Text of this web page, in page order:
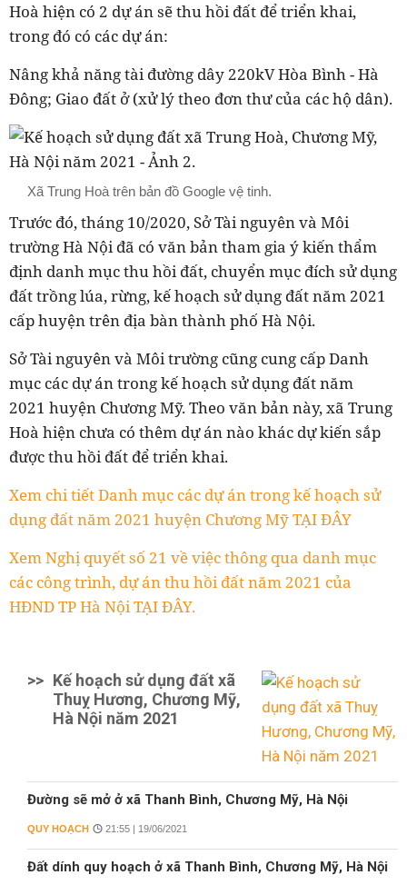
Hoà hiện có 2 dự án sẽ thu hồi đất để triển khai,
trong đó có các dự án:
Nâng khả năng tài đường dây 220kV Hòa Bình - Hà
Đông; Giao đất ở (xử lý theo đơn thư của các hộ dân).
Xã Trung Hoà trên bản đồ Google vệ tinh.
Trước đó, tháng 10/2020, Sở Tài nguyên và Môi
trường Hà Nội đã có văn bản tham gia ý kiến thẩm
định danh mục thu hồi đất, chuyển mục đích sử dụng
đất trồng lúa, rừng, kế hoạch sử dụng đất năm 2021
cấp huyện trên địa bàn thành phố Hà Nội.
Sở Tài nguyên và Môi trường cũng cung cấp Danh
mục các dự án trong kế hoạch sử dụng đất năm
2021 huyện Chương Mỹ. Theo văn bản này, xã Trung
Hoà hiện chưa có thêm dự án nào khác dự kiến sắp
được thu hồi đất để triển khai.
Xem chi tiết Danh mục các dự án trong kế hoạch sử
dụng đất năm 2021 huyện Chương Mỹ TẠI ĐÂY
Xem Nghị quyết số 21 về việc thông qua danh mục
các công trình, dự án thu hồi đất năm 2021 của
HĐND TP Hà Nội TẠI ĐÂY.
>> Kế hoạch sử dụng đất xã
Thuỵ Hương, Chương Mỹ,
Hà Nội năm 2021
Đường sẽ mở ở xã Thanh Bình, Chương Mỹ, Hà Nội
QUY HOẠCH 21:55 | 19/06/2021
Đất dính quy hoạch ở xã Thanh Bình, Chương Mỹ, Hà Nội